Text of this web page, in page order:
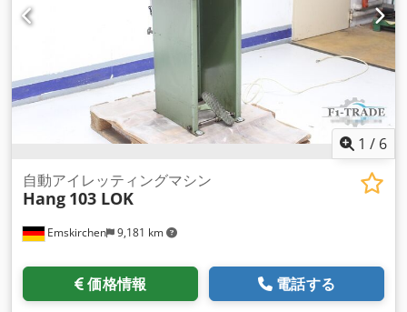
1 / 6
Emskirchen 9,181 km
自動アイレッティングマシン
Hang 103 LOK
価格情報 電話する